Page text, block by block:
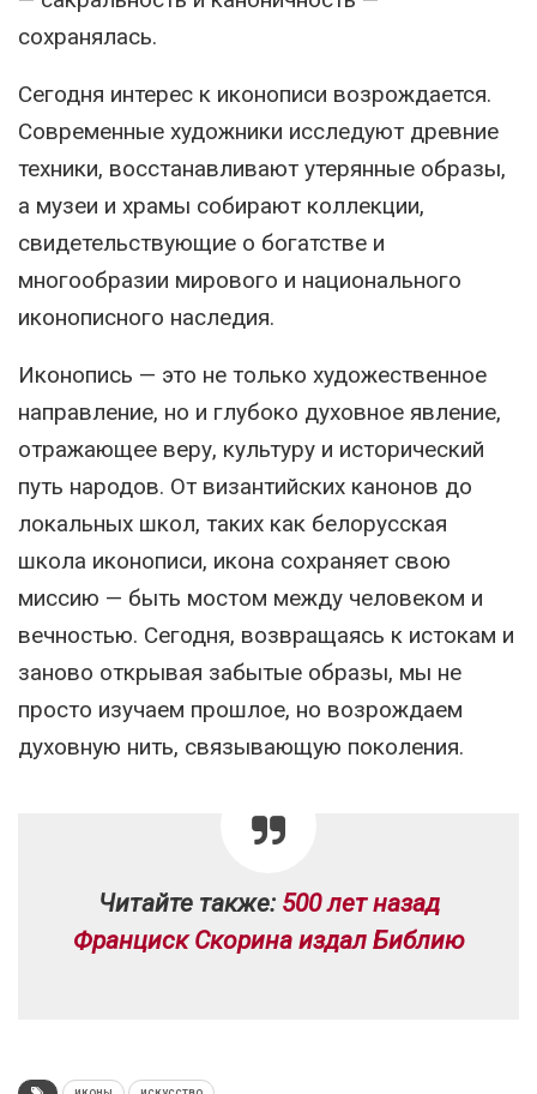
сохранялась.
Сегодня интерес к иконописи возрождается.
Современные художники исследуют древние
техники, восстанавливают утерянные образы,
а музеи и храмы собирают коллекции,
свидетельствующие о богатстве и
многообразии мирового и национального
иконописного наследия.
Иконопись — это не только художественное
направление, но и глубоко духовное явление,
отражающее веру, культуру и исторический
путь народов. От византийских канонов до
локальных школ, таких как белорусская
школа иконописи, икона сохраняет свою
миссию — быть мостом между человеком и
вечностью. Сегодня, возвращаясь к истокам и
заново открывая забытые образы, мы не
просто изучаем прошлое, но возрождаем
духовную нить, связывающую поколения.
Читайте также: 500 лет назад
Франциск Скорина издал Библию